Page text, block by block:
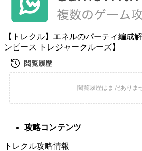
【トレクル】エネルのパーティ編成
ンピース トレジャークルーズ】
攻略コンテンツ
トレクル攻略情報